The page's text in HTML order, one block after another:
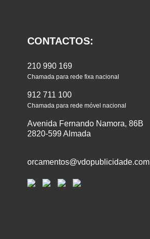
CONTACTOS:
210 990 169
Chamada para rede fixa nacional
912 711 100
Chamada para rede móvel nacional
Avenida Fernando Namora, 86B
2820-599 Almada
orcamentos@vdopublicidade.com